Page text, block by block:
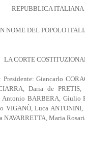
REPUBBLICA ITALIANA
NOME DEL POPOLO
LA CORTE
Presidente: Giancarlo
Daria de
Antonio BARBERA, Giulio
VIGANÒ, Luca
NAVARRETTA, Maria